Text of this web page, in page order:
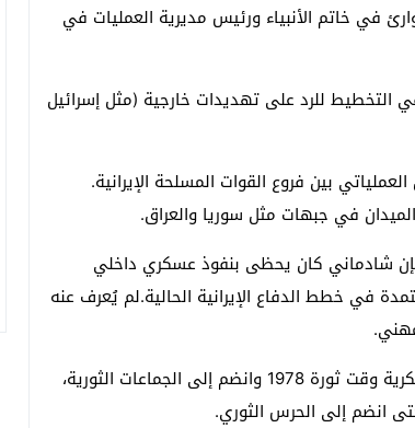
في خاتم الأنبياء ورئيس مديرية العمليات في
التخطيط للرد على تهديدات خارجية (مثل إسرائيل
بين فروع القوات المسلحة الإيرانية.
الميدان في جبهات مثل سوريا والعراق.
شادماني كان يحظى بنفوذ عسكري داخلي
في خطط الدفاع الإيرانية الحالية.لم يُعرف عنه
لكن أغرب المعلومات عن شادماني هي هروبه من الخدمة العسكرية وقت ثورة 1978 وانضم إلى الجماعات الثورية،